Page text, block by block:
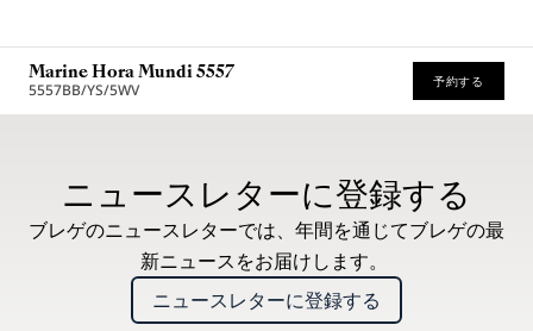
Marine Hora Mundi 5557
5557BB/YS/5WV 予約する
ニュースレターに登録する
ブレゲのニュースレターでは、年間を通じてブレゲの最
新ニュースをお届けします。
ニュースレターに登録する